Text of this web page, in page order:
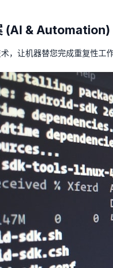
(AI & Automation)
，让机器替您完成重复性工